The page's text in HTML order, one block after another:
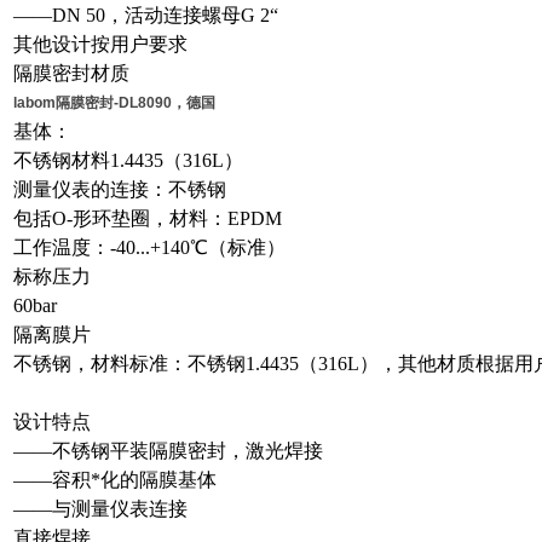
——DN 50，活动连接螺母G 2“
其他设计按用户要求
隔膜密封材质
labom隔膜密封-DL8090，德国
基体：
不锈钢材料1.4435（316L）
测量仪表的连接：不锈钢
包括O-形环垫圈，材料：EPDM
工作温度：-40...+140℃（标准）
标称压力
60bar
隔离膜片
不锈钢，材料标准：不锈钢1.4435（316L），其他材质根据用
设计特点
——不锈钢平装隔膜密封，激光焊接
——容积*化的隔膜基体
——与测量仪表连接
直接焊接